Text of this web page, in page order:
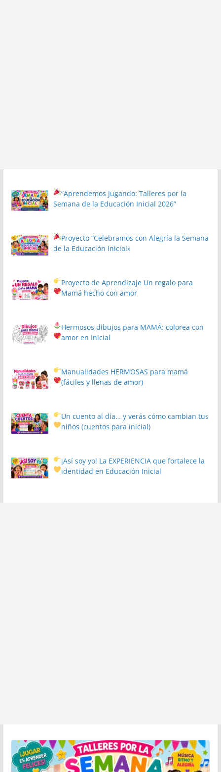
“Aprendemos Jugando: Talleres por la
Semana de la Educación Inicial 2026”
Proyecto“Celebramos con Alegría la Semana
de la Educación Inicial»
Proyecto de Aprendizaje Un regalo para
Mamá hecho con amor
Hermosos dibujos para MAMÁ: colorea con
amor en Inicial
Manualidades HERMOSAS para mamá
(fáciles y llenas de amor)
Un cuento al día… y verás cómo cambian tus
niños(cuentos para inicial)
¡Así soy yo! La EXPERIENCIA que fortalece la
identidad en Educación Inicial